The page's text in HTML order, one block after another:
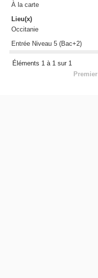
À la carte
Lieu(x)
Occitanie
Entrée Niveau 5 (Bac+2)
Éléments 1 à 1 sur 1
Premier